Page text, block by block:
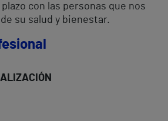
con las personas que nos
su salud y bienestar.